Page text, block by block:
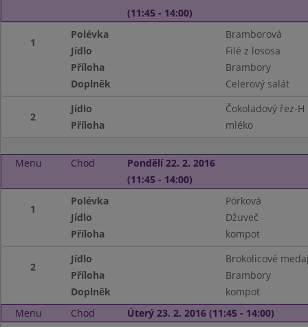
(11:45 - 14:00)
1
Polévka
Bramborová
Jídlo
Filé z lososa
Příloha
Brambory
Doplněk
Celerový salát
2
Jídlo
Čokoladový řez-H
Příloha
mléko
Menu Chod
Pondělí 22. 2. 2016
(11:45 - 14:00)
1
Polévka
Pórková
Jídlo
Džuveč
Příloha
kompot
2
Jídlo
Brokolicové
Příloha
Brambory
Doplněk
kompot
Menu
Chod Úterý 23. 2. 2016 (11:45 - 14:00)